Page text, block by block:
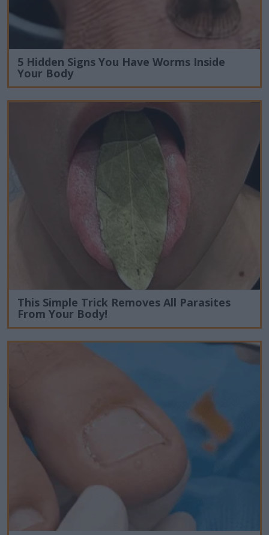
5 Hidden Signs You Have Worms Inside
Your Body
This Simple Trick Removes All Parasites
From Your Body!